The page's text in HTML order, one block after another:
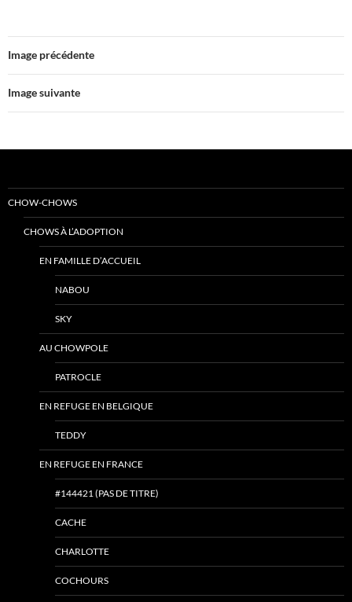
Image précédente
Image suivante
CHOW-CHOWS
CHOWS À L’ADOPTION
EN FAMILLE D’ACCUEIL
NABOU
SKY
AU CHOWPOLE
PATROCLE
EN REFUGE EN BELGIQUE
TEDDY
EN REFUGE EN FRANCE
#144421 (PAS DE TITRE)
CACHE
CHARLOTTE
COCHOURS